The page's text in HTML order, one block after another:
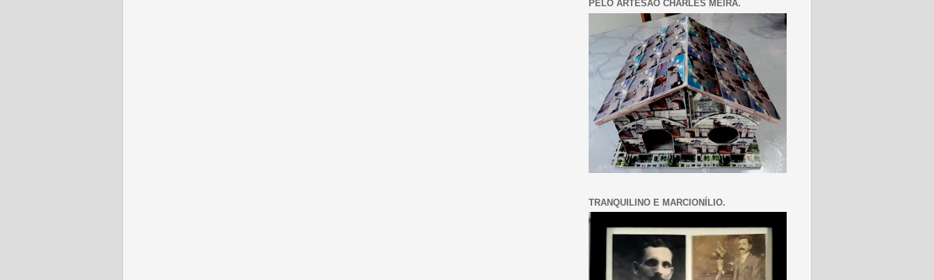
PELO ARTESÃO CHARLES MEIRA.
TRANQUILINO E MARCIONÍLIO.